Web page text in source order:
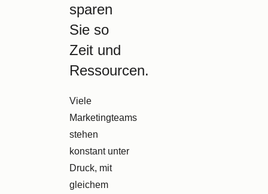
sparen
Sie so
Zeit und
Ressourcen.
Viele
Marketingteams
stehen
konstant unter
Druck, mit
gleichem